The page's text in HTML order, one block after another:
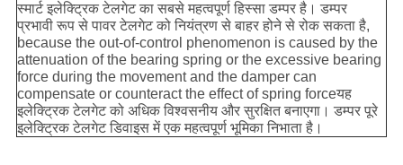
स्मार्ट इलेक्ट्रिक टेलगेट का सबसे महत्वपूर्ण हिस्सा डम्पर है। डम्पर
प्रभावी रूप से पावर टेलगेट को नियंत्रण से बाहर होने से रोक सकता है,
because the out-of-control phenomenon is caused by the
attenuation of the bearing spring or the excessive bearing
force during the movement and the damper can
compensate or counteract the effect of spring forceयह
इलेक्ट्रिक टेलगेट को अधिक विश्वसनीय और सुरक्षित बनाएगा। डम्पर पूरे
इलेक्ट्रिक टेलगेट डिवाइस में एक महत्वपूर्ण भूमिका निभाता है।